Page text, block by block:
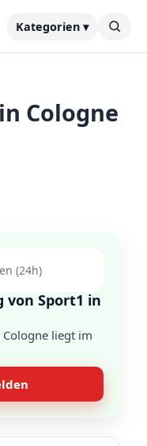
Kategorien ▾
Cologne
(24h)
von Sport1 in
liegt im